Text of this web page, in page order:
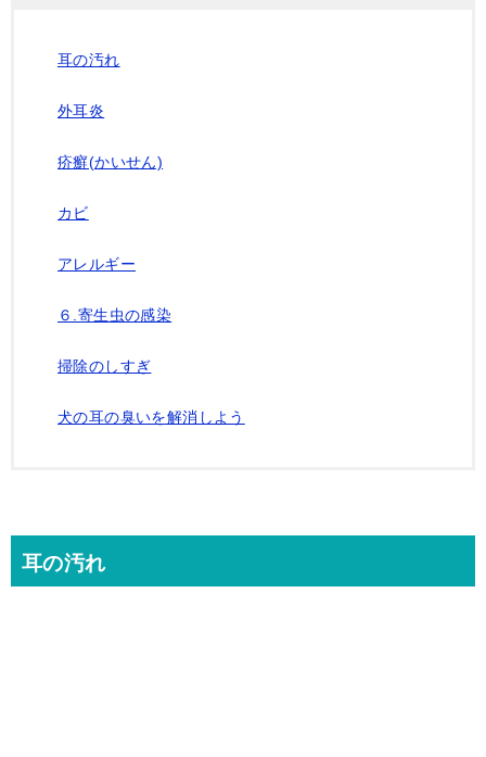
耳の汚れ
外耳炎
疥癬(かいせん)
カビ
アレルギー
６.寄生虫の感染
掃除のしすぎ
犬の耳の臭いを解消しよう
耳の汚れ